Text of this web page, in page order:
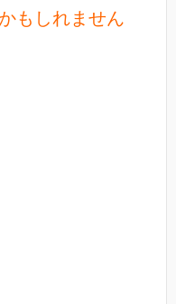
もしれません